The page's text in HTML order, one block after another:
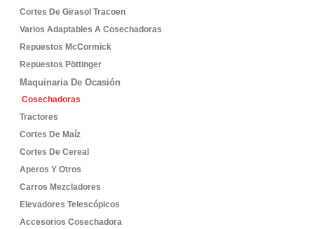
Cortes De Girasol Tracoen
Varios Adaptables A Cosechadoras
Repuestos McCormick
Repuestos Pöttinger
Maquinaria De Ocasión
Cosechadoras
Tractores
Cortes De Maíz
Cortes De Cereal
Aperos Y Otros
Carros Mezcladores
Elevadores Telescópicos
Accesorios Cosechadora